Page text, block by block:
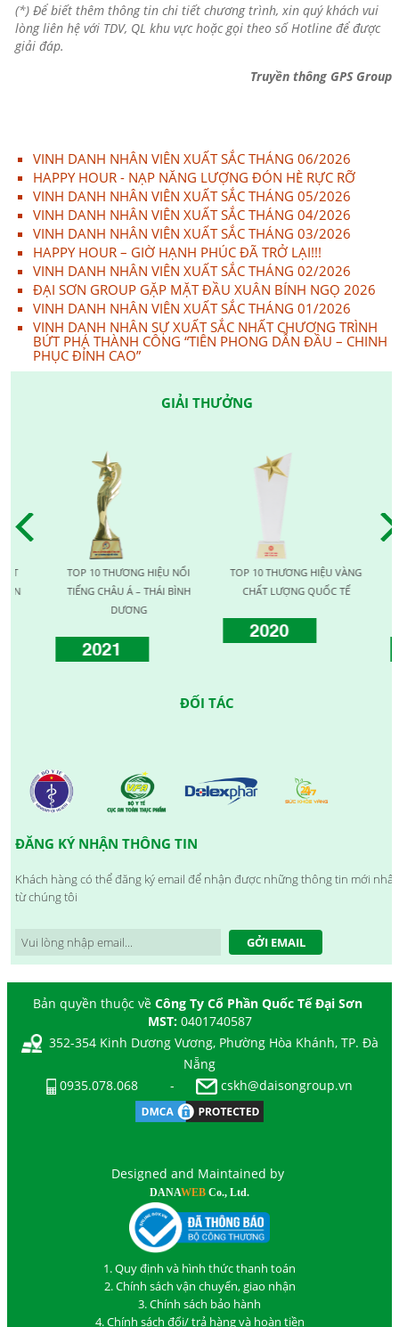
(*) Để biết thêm thông tin chi tiết chương trình, xin quý khách vui
lòng liên hệ với TDV, QL khu vực hoặc gọi theo số Hotline để được
giải đáp.
Truyền thông GPS Group
VINH DANH NHÂN VIÊN XUẤT SẮC THÁNG 06/2026
HAPPY HOUR - NẠP NĂNG LƯỢNG ĐÓN HÈ RỰC RỠ
VINH DANH NHÂN VIÊN XUẤT SẮC THÁNG 05/2026
VINH DANH NHÂN VIÊN XUẤT SẮC THÁNG 04/2026
VINH DANH NHÂN VIÊN XUẤT SẮC THÁNG 03/2026
HAPPY HOUR – GIỜ HẠNH PHÚC ĐÃ TRỞ LẠI!!!
VINH DANH NHÂN VIÊN XUẤT SẮC THÁNG 02/2026
ĐẠI SƠN GROUP GẶP MẶT ĐẦU XUÂN BÍNH NGỌ 2026
VINH DANH NHÂN VIÊN XUẤT SẮC THÁNG 01/2026
VINH DANH NHÂN SỰ XUẤT SẮC NHẤT CHƯƠNG TRÌNH
BỨT PHÁ THÀNH CÔNG “TIÊN PHONG DẪN ĐẦU – CHINH
PHỤC ĐỈNH CAO”
GIẢI THƯỞNG
TOP 10 THƯƠNG HIỆU NỔI
TIẾNG CHÂU Á – THÁI BÌNH
DƯƠNG
2021
TOP 10 THƯƠNG HIỆU VÀNG
CHẤT LƯỢNG QUỐC TẾ
2020
ĐỐI TÁC
ĐĂNG KÝ NHẬN THÔNG TIN
Khách hàng có thể đăng ký email để nhận được những thông tin mới nhất
từ chúng tôi
GỞI EMAIL
Bản quyền thuộc về Công Ty Cổ Phần Quốc Tế Đại Sơn
MST: 0401740587
352-354 Kinh Dương Vương, Phường Hòa Khánh, TP. Đà
Nẵng
0935.078.068
- cskh@daisongroup.vn
Designed and Maintained by
DANAWEB Co., Ltd.
1. Quy định và hình thức thanh toán
2. Chính sách vận chuyển, giao nhận
3. Chính sách bảo hành
4. Chính sách đổi/ trả hàng và hoàn tiền